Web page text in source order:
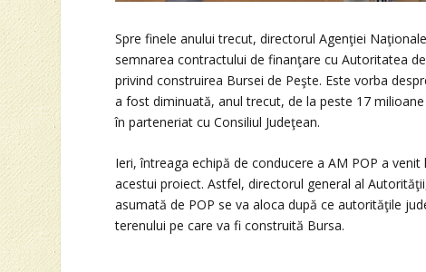
Spre finele anului trecut, directorul Agenţiei
semnarea contractului de finanţare cu Autoritatea
privind construirea Bursei de Peşte. Este vorba
a fost diminuată, anul trecut, de la peste 17
în parteneriat cu Consiliul Judeţean.
Ieri, întreaga echipă de conducere a AM POP a
acestui proiect. Astfel, directorul general al
asumată de POP se va aloca după ce autorităţile
terenului pe care va fi construită Bursa.